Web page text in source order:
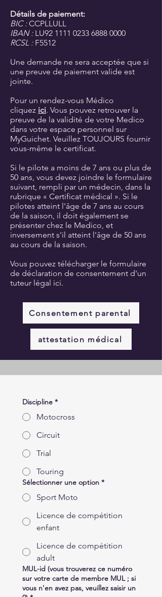
Détails de paiement:
BIC :CCPLLULL
IBAN :LU92 1111 0233 6888 0000
RCSL :F5512
Une demande ne sera acceptée que si
une preuve de paiement valide est
jointe.
Pour un rendez-vous Médico
cliquez ici. Vous pouvez retrouver la
preuve de la validité de votre Medico
dans votre espace personnel sur
MyGuichet. Veuillez TOUJOURS fournir
vous-même le certificat.
Si le pilote a moins de 7 ans ou plus de
50 ans, vous devez joindre le formulaire
suivant, rempli par un médecin, dans la
rubrique « Certificat médical ». Si le
pilotes atteint l'âge de 7 ans au cours
de la saison, il doit également se
présenter chez le Medico, et
inversement s'il atteint l'âge de 50 ans
au cours de la saison.
Vous pouvez télécharger le formulaire
de déclaration de consentement d'un
tuteur légal ici.
Consentement parental
attestation médical
Discipline *
Motocross
Circuit
Trial
Touring
Sélectionner une option *
Sport Moto
Licence de compétition
enfant
Licence de compétition
adult
MUL-id (vous trouverez ce numéro
sur votre carte de membre MUL ; si
vous n'en avez pas, veuillez saisir un